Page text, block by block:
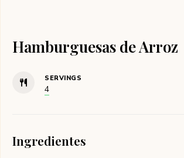
Hamburguesas de Arroz
SERVINGS
4
Ingredientes